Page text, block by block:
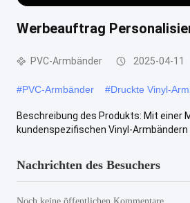
Time
Werbeauftrag
PVC-Armbänder 2025-04-11
#PVC-Armbänder #Druckte Vinyl-
Beschreibung des Produkts: Mit einer
kundenspezifischen Vinyl-Armbändern
Nachrichten des Besuchers
Noch keine öffentlichen Kommentare